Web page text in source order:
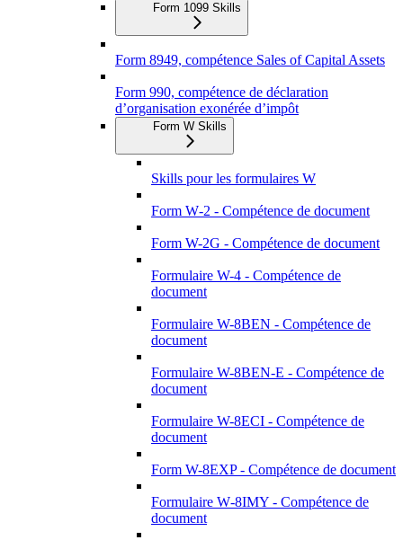
Form 1099 Skills
Form 8949, compétence Sales of Capital Assets
Form 990, compétence de déclaration
d’organisation exonérée d’impôt
Form W Skills
Skills pour les formulaires W
Form W‑2 - Compétence de document
Form W-2G - Compétence de document
Formulaire W-4 - Compétence de
document
Formulaire W-8BEN - Compétence de
document
Formulaire W-8BEN-E - Compétence de
document
Formulaire W-8ECI - Compétence de
document
Form W-8EXP - Compétence de document
Formulaire W‑8IMY - Compétence de
document